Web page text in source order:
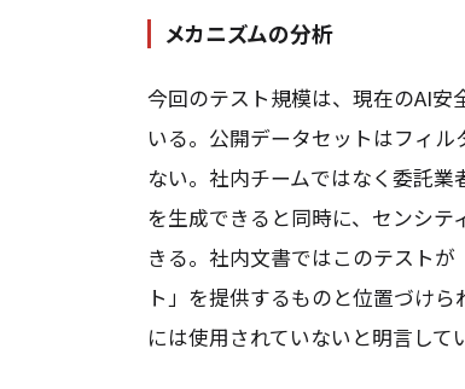
メカニズムの分析
今回のテスト規模は、現在のAI安
いる。公開データセットはフィ
ない。社内チームではなく委託
を生成できると同時に、センシ
きる。社内文書ではこのテスト
ト」を提供するものと位置づけ
には使用されていないと明言して